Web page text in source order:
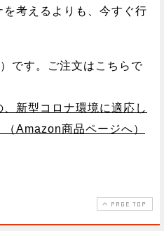
考えるよりも、今すぐ行
です。ご注文はこちらで
、新型コロナ環境に適応し
Amazon商品ページへ）
PAGE TOP